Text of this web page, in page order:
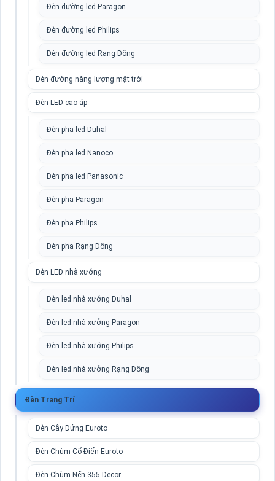
Đèn đường led Paragon
Đèn đường led Philips
Đèn đường led Rạng Đông
Đèn đường năng lượng mặt trời
Đèn LED cao áp
Đèn pha led Duhal
Đèn pha led Nanoco
Đèn pha led Panasonic
Đèn pha Paragon
Đèn pha Philips
Đèn pha Rạng Đông
Đèn LED nhà xưởng
Đèn led nhà xưởng Duhal
Đèn led nhà xưởng Paragon
Đèn led nhà xưởng Philips
Đèn led nhà xưởng Rạng Đông
Đèn Trang Trí
Đèn Cây Đứng Euroto
Đèn Chùm Cổ Điển Euroto
Đèn Chùm Nến 355 Decor